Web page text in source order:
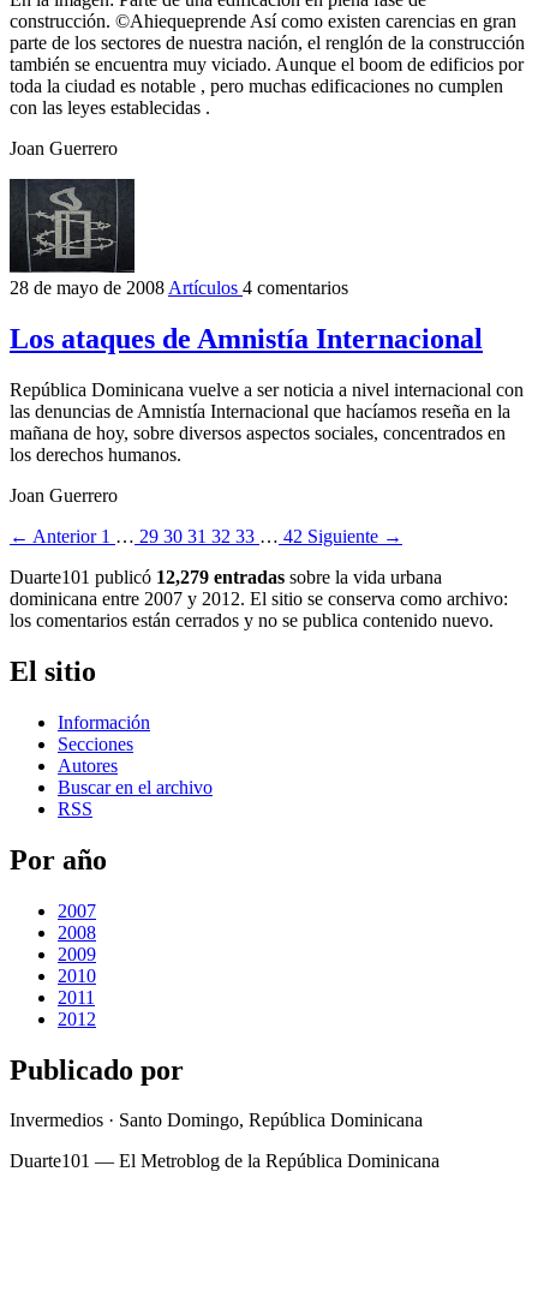
construcción. ©Ahiequeprende Así como existen carencias en gran
parte de los sectores de nuestra nación, el renglón de la construcción
también se encuentra muy viciado. Aunque el boom de edificios por
toda la ciudad es notable , pero muchas edificaciones no cumplen
con las leyes establecidas .
Joan Guerrero
28 de mayo de 2008 Artículos 4 comentarios
Los ataques de Amnistía Internacional
República Dominicana vuelve a ser noticia a nivel internacional con
las denuncias de Amnistía Internacional que hacíamos reseña en la
mañana de hoy, sobre diversos aspectos sociales, concentrados en
los derechos humanos.
Joan Guerrero
← Anterior 1 … 29 30 31 32 33 … 42 Siguiente →
Duarte101 publicó 12,279 entradas sobre la vida urbana
dominicana entre 2007 y 2012. El sitio se conserva como archivo:
los comentarios están cerrados y no se publica contenido nuevo.
El sitio
Información
Secciones
Autores
Buscar en el archivo
RSS
Por año
2007
2008
2009
2010
2011
2012
Publicado por
Invermedios · Santo Domingo, República Dominicana
Duarte101 — El Metroblog de la República Dominicana